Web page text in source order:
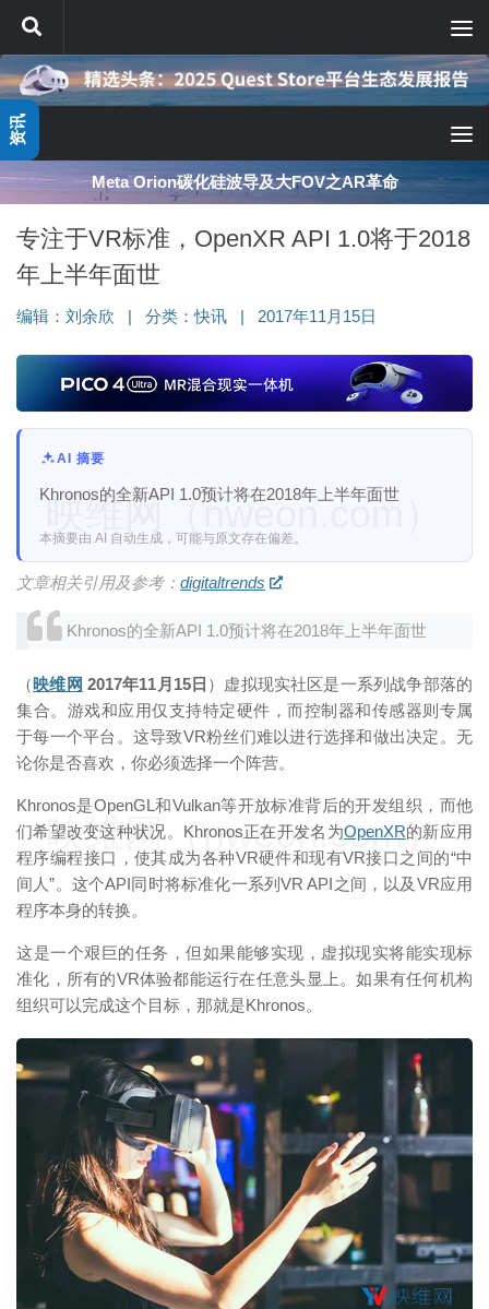
跳至内容
Meta Orion碳化硅波导及大FOV之AR革命
专注于VR标准，OpenXR API 1.0将于2018
年上半年面世
编辑： 刘余欣 分类：快讯 2017年11月15日
AI 摘要
Khronos的全新API 1.0预计将在2018年上半年面世
本摘要由 AI 自动生成，可能与原文存在偏差。
文章相关引用及参考： digitaltrends
Khronos的全新API 1.0预计将在2018年上半年面世
（映维网 2017年11月15日 ）虚拟现实社区是一系列战争部落的
集合。游戏和应用仅支持特定硬件，而控制器和传感器则专属
于每一个平台。这导致VR粉丝们难以进行选择和做出决定。无
论你是否喜欢，你必须选择一个阵营。
Khronos是OpenGL和Vulkan等开放标准背后的开发组织，而他
们希望改变这种状况。Khronos正在开发名为OpenXR的新应用
程序编程接口，使其成为各种VR硬件和现有VR接口之间的“中
间人”。这个API同时将标准化一系列VR API之间，以及VR应用
程序本身的转换。
这是一个艰巨的任务，但如果能够实现，虚拟现实将能实现标
准化，所有的VR体验都能运行在任意头显上。如果有任何机构
组织可以完成这个目标，那就是Khronos。
映维网（nweon.com）
映维网（nweon.com）
映维网（nweon.com）
资讯